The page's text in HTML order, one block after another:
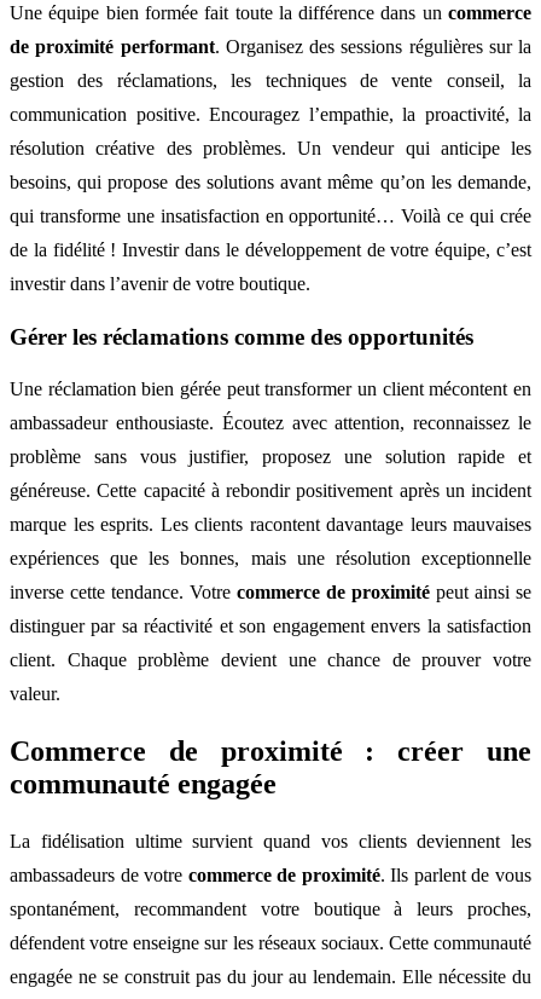
Une équipe bien formée fait toute la différence dans un commerce
de proximité performant. Organisez des sessions régulières sur la
gestion des réclamations, les techniques de vente conseil, la
communication positive. Encouragez l’empathie, la proactivité, la
résolution créative des problèmes. Un vendeur qui anticipe les
besoins, qui propose des solutions avant même qu’on les demande,
qui transforme une insatisfaction en opportunité… Voilà ce qui crée
de la fidélité ! Investir dans le développement de votre équipe, c’est
investir dans l’avenir de votre boutique.
Gérer les réclamations comme des opportunités
Une réclamation bien gérée peut transformer un client mécontent en
ambassadeur enthousiaste. Écoutez avec attention, reconnaissez le
problème sans vous justifier, proposez une solution rapide et
généreuse. Cette capacité à rebondir positivement après un incident
marque les esprits. Les clients racontent davantage leurs mauvaises
expériences que les bonnes, mais une résolution exceptionnelle
inverse cette tendance. Votre commerce de proximité peut ainsi se
distinguer par sa réactivité et son engagement envers la satisfaction
client. Chaque problème devient une chance de prouver votre
valeur.
Commerce de proximité : créer une
communauté engagée
La fidélisation ultime survient quand vos clients deviennent les
ambassadeurs de votre commerce de proximité. Ils parlent de vous
spontanément, recommandent votre boutique à leurs proches,
défendent votre enseigne sur les réseaux sociaux. Cette communauté
engagée ne se construit pas du jour au lendemain. Elle nécessite du